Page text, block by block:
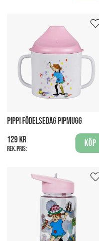
PIPPI FÖDELSEDAG PIPMUGG
129 kr
Rek. pris:
Köp